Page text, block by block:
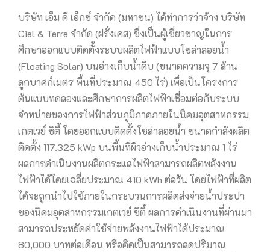
บริษัท เอ็ม ดี เอ็กซ์ จำกัด (มหาชน) ได้ทำการว่าจ้าง บริษัท
Ciel & Terre จำกัด (ฝรั่งเศส) ซึ่งเป็นผู้เชี่ยวชาญในการ
ศึกษาออกแบบติดตั้งระบบผลิตไฟฟ้าแบบโซล่าลอยน้ำ
(Floating Solar) บนอ่างเก็บน้ำดิบ (ขนาดความจุ 7 ล้าน
ลูกบาศก์เมตร พื้นที่ประมาณ 450 ไร่) เพื่อเป็นโครงการ
ต้นแบบทดลองและศึกษาการผลิตไฟฟ้าเชื่อมต่อกับระบบ
จำหน่ายของการไฟฟ้าส่วนภูมิภาคภายในนิคมอุตสาหกรรม
เกตเวย์ ซิตี้ โดยออกแบบติดตั้งโซล่าลอยน้ำ ขนาดกำลังผลิต
ติดตั้ง 117.325 kWp บนพื้นที่ผิวอ่างเก็บน้ำประมาณ 1 ไร่
ผลการดำเนินงานผลิตกระแสไฟฟ้าสามารถผลิตพลังงาน
ไฟฟ้าได้โดยเฉลี่ยประมาณ 410 kWh ต่อวัน โดยไฟฟ้าที่ผลิต
ได้จะถูกนำไปใช้ภายในกระบวนการผลิตส่งจ่ายน้ำประปา
ของนิคมอุตสาหกรรมเกตเวย์ ซิตี้ ผลการดำเนินงานที่ผ่านมา
สามารถประหยัดค่าใช้จ่ายพลังงานไฟฟ้าได้ประมาณ
80,000 บาทต่อเดือน หรือคิดเป็นสามารถลดปริมาณ